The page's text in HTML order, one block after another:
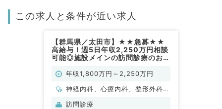
この求人と条件が近い求人
【群馬県／太田市】★★急募★★
高給与！週5日年収2,250万円相談
可能◎施設メインの訪問診療のお仕
系／常勤）
年収1,800万円～2,250万円
神経内科、心療内科、整形外科、
形成外科、美容外科、脳神経外
訪問診療